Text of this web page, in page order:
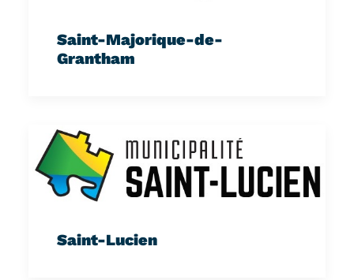
Saint-Majorique-de-
Grantham
Saint-Lucien